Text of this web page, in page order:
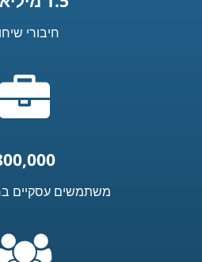
חיבורי
משתמשים עסקיים